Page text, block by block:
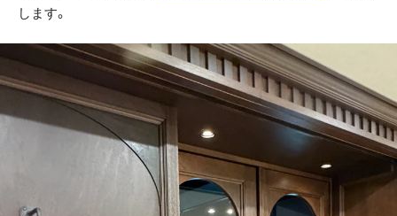
します。